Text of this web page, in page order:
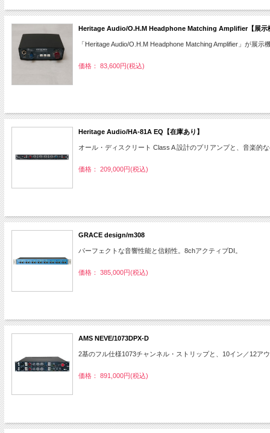
Heritage Audio/O.H.M Headphone Matching Amplifier【展示
「Heritage Audio/O.H.M Headphone Matching Amplifier」が展示
価格： 83,600円(税込)
Heritage Audio/HA-81A EQ【在庫あり】
オール・ディスクリート Class A 設計のプリアンプと、音楽的
価格： 209,000円(税込)
GRACE design/m308
パーフェクトな音響性能と信頼性。8chアクティブDI。
価格： 385,000円(税込)
AMS NEVE/1073DPX-D
2基のフル仕様1073チャンネル・ストリップと、10イン／12ア
価格： 891,000円(税込)